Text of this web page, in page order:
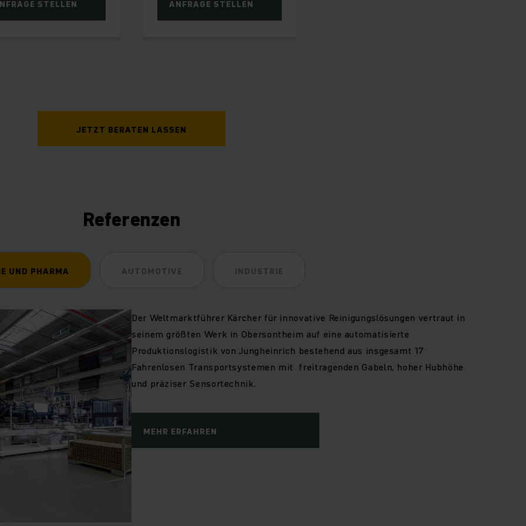
STELLEN ANFRAGE STELLEN
JETZT BERATEN LASSEN
Referenzen
UND PHARMA AUTOMOTIVE INDUSTRIE
Der Weltmarktführer Kärcher für innovative Reinigungslösungen vertraut in
seinem größten Werk in Obersontheim auf eine automatisierte
Produktionslogistik von Jungheinrich bestehend aus insgesamt 17
Fahrenlosen Transportsystemen mit freitragenden Gabeln, hoher Hubhöhe
und präziser Sensortechnik.
MEHR ERFAHREN